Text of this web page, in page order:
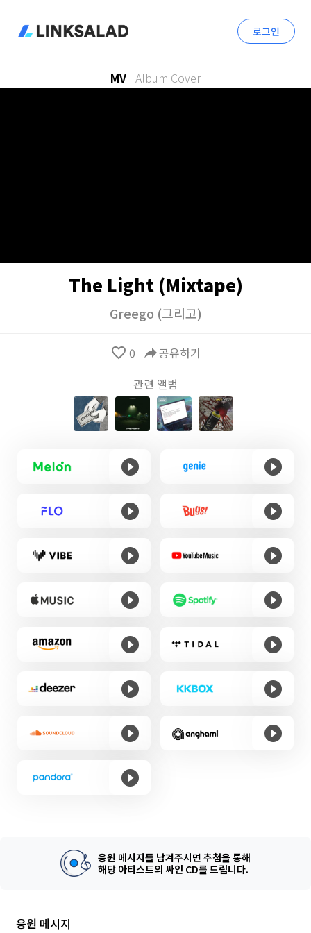
로그인
MV | Album Cover
The Light (Mixtape)
Greego (그리고)
favorite_border 0 reply공유하기
관련 앨범
응원 메시지를 남겨주시면 추첨을 통해
해당 아티스트의 싸인 CD를 드립니다.
응원 메시지